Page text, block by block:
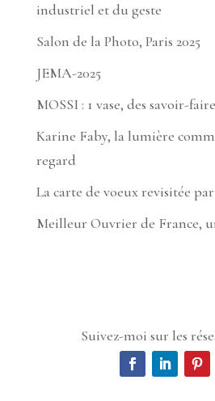
industriel et du geste
Salon de la Photo, Paris 2025
JEMA-2025
MOSSI : 1 vase, des savoir-faire
Karine Faby, la lumière
regard
La carte de voeux revisitée
Meilleur Ouvrier de France,
Suivez-moi sur les